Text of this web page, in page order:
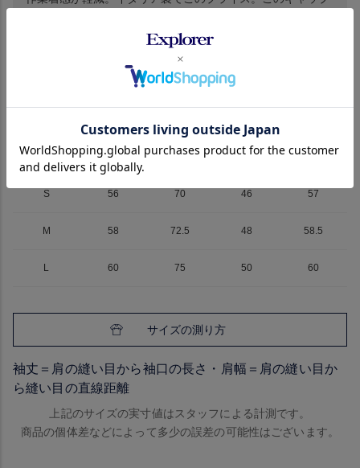
サイズ 身幅 着丈 肩幅 袖丈
S 56 70 46 57
M 58 72.5 48 58.5
L 60 75 50 60
サイズの測り方
袖丈＝肩の縫い目から袖口の長さ・肩幅＝肩の縫い目か
ら縫い目の直線距離
上記のサイズの実寸値はスタッフによる計測です。
商品の個体差などによって多少の誤差の可能性はございます。